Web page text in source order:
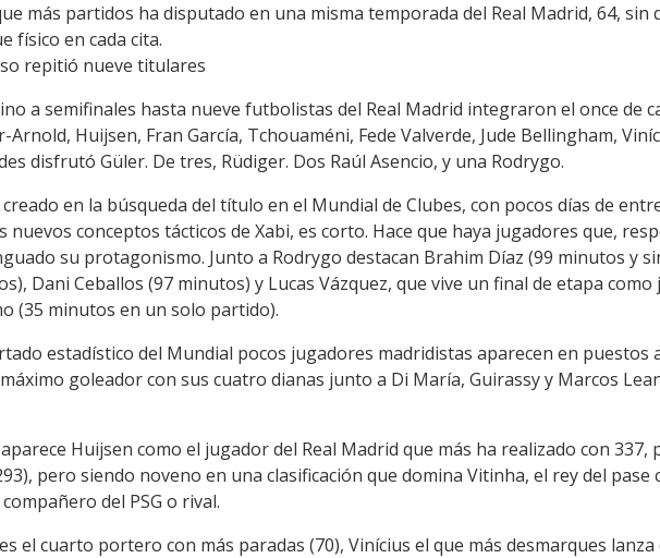
más partidos ha disputado en una misma temporada del Real Madrid, 64, sin
físico en cada cita.
repitió nueve titulares
a semifinales hasta nueve futbolistas del Real Madrid integraron el once de
Arnold, Huijsen, Fran García, Tchouaméni, Fede Valverde, Jude Bellingham,
disfrutó Güler. De tres, Rüdiger. Dos Raúl Asencio, y una Rodrygo.
en la búsqueda del título en el Mundial de Clubes, con pocos días de
nuevos conceptos tácticos de Xabi, es corto. Hace que haya jugadores que,
su protagonismo. Junto a Rodrygo destacan Brahim Díaz (99 minutos y
Dani Ceballos (97 minutos) y Lucas Vázquez, que vive un final de etapa
(35 minutos en un solo partido).
estadístico del Mundial pocos jugadores madridistas aparecen en puestos
goleador con sus cuatro dianas junto a Di María, Guirassy y Marcos
Huijsen como el jugador del Real Madrid que más ha realizado con
pero siendo noveno en una clasificación que domina Vitinha, el rey del pase
del PSG o rival.
el cuarto portero con más paradas (70), Vinícius el que más desmarques lanza